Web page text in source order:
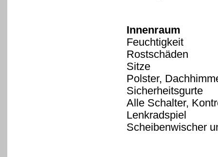
Innenraum
Feuchtigkeit
Rostschäden
Sitze
Polster,
Sicherheitsgurte
Alle Schalter,
Lenkradspiel
Scheibenwischer